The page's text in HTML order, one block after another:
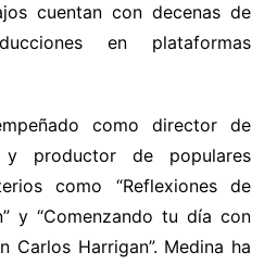
cuentan con decenas de
en plataformas
como director de
productor de populares
como “Reflexiones de
y “Comenzando tu día con
Carlos Harrigan”. Medina ha